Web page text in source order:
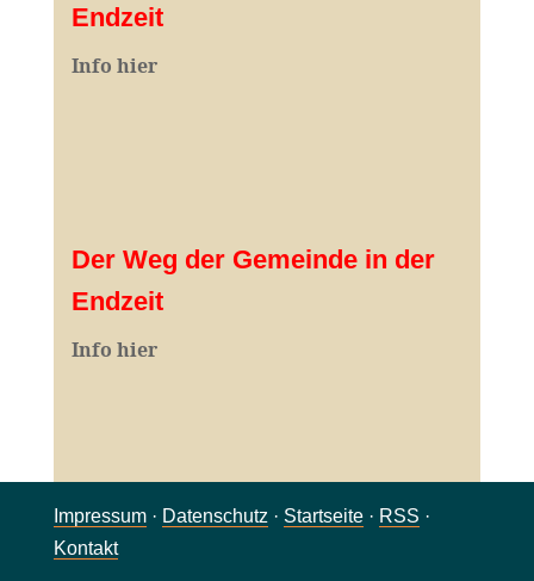
Endzeit
Info hier
Der Weg der Gemeinde in der
Endzeit
Info hier
Impressum· Datenschutz · Startseite· RSS ·
Kontakt